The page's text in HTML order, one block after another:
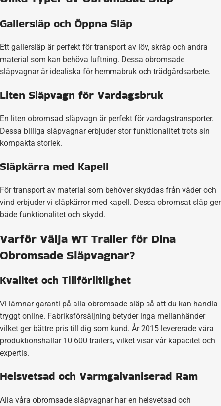
Gallersläp och Öppna Släp
Ett gallersläp är perfekt för transport av löv, skräp och andra
material som kan behöva luftning. Dessa obromsade
släpvagnar är idealiska för hemmabruk och trädgårdsarbete.
Liten Släpvagn för Vardagsbruk
En liten obromsad släpvagn är perfekt för vardagstransporter.
Dessa billiga släpvagnar erbjuder stor funktionalitet trots sin
kompakta storlek.
Släpkärra med Kapell
För transport av material som behöver skyddas från väder och
vind erbjuder vi släpkärror med kapell. Dessa obromsat släp ger
både funktionalitet och skydd.
Varför Välja WT Trailer för Dina
Obromsade Släpvagnar?
Kvalitet och Tillförlitlighet
Vi lämnar garanti på alla obromsade släp så att du kan handla
tryggt online. Fabriksförsäljning betyder inga mellanhänder
vilket ger bättre pris till dig som kund. År 2015 levererade våra
produktionshallar 10 600 trailers, vilket visar vår kapacitet och
expertis.
Helsvetsad och Varmgalvaniserad Ram
Alla våra obromsade släpvagnar har en helsvetsad och